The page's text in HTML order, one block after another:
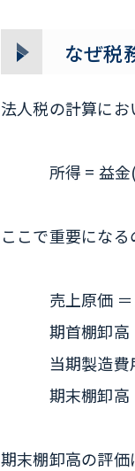
なぜ税
法人税の計算にお
所得 = 益金(売
ここで重要にな
売上原価 ＝ 期
期首棚卸高 ：
当期製造費用
期末棚卸高 ：
期末棚卸高の評